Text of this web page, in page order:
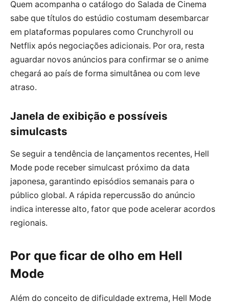
Quem acompanha o catálogo do Salada de Cinema
sabe que títulos do estúdio costumam desembarcar
em plataformas populares como Crunchyroll ou
Netflix após negociações adicionais. Por ora, resta
aguardar novos anúncios para confirmar se o anime
chegará ao país de forma simultânea ou com leve
atraso.
Janela de exibição e possíveis
simulcasts
Se seguir a tendência de lançamentos recentes, Hell
Mode pode receber simulcast próximo da data
japonesa, garantindo episódios semanais para o
público global. A rápida repercussão do anúncio
indica interesse alto, fator que pode acelerar acordos
regionais.
Por que ficar de olho em Hell
Mode
Além do conceito de dificuldade extrema, Hell Mode